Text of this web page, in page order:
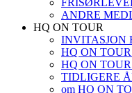
ANDRE
HQ ON TOUR
INVITASJON
HQ ON TOUR
HQ ON TOUR
TIDLIGERE
om HQ ON